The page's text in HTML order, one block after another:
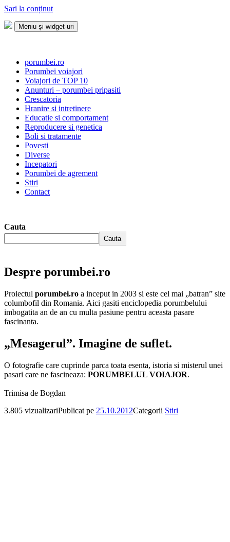
Sari la conținut
Meniu și widget-uri
porumbei.ro
Porumbei voiajori
Voiajori de TOP 10
Anunturi – porumbei pripasiti
Crescatoria
Hranire si intretinere
Educatie si comportament
Reproducere si genetica
Boli si tratamente
Povesti
Diverse
Incepatori
Porumbei de agrement
Stiri
Contact
Cauta
Cauta
Despre porumbei.ro
Proiectul porumbei.ro a inceput in 2003 si este cel mai „batran” site
columbofil din Romania. Aici gasiti enciclopedia porumbelului
imbogatita an de an cu multa pasiune pentru aceasta pasare
fascinanta.
„Mesagerul”. Imagine de suflet.
O fotografie care cuprinde parca toata esenta, istoria si misterul unei
pasari care ne fascineaza: PORUMBELUL VOIAJOR.
Trimisa de Bogdan
3.805 vizualizariPublicat pe 25.10.2012Categorii Stiri